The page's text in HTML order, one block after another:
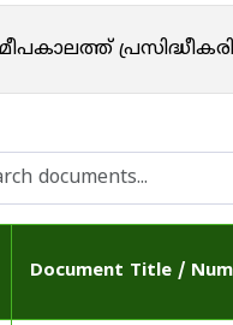
Document Title /